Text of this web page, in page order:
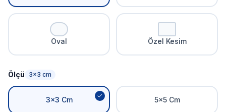
Oval Özel Kesim
Ölçü 3x3 cm
3x3 Cm 5x5 Cm